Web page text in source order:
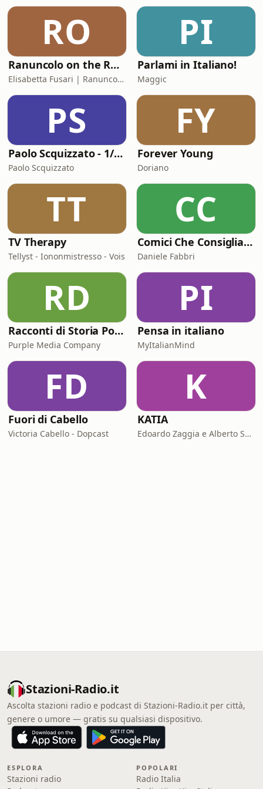
RO
Ranuncolo on the Road
Elisabetta Fusari | Ranuncolo Libri
PI
Parlami in Italiano!
Maggic
PS
Paolo Scquizzato - 1/2 ora con donPi
Paolo Scquizzato
FY
Forever Young
Doriano
TT
TV Therapy
Tellyst - Iononmistresso - Vois
CC
Comici Che Consigliano Cose
Daniele Fabbri
RD
Racconti di Storia Podcast
Purple Media Company
PI
Pensa in italiano
MyItalianMind
FD
Fuori di Cabello
Victoria Cabello - Dopcast
K
KATIA
Edoardo Zaggia e Alberto Sacco
Stazioni-Radio.it
Ascolta stazioni radio e podcast di Stazioni-Radio.it per città,
genere o umore — gratis su qualsiasi dispositivo.
ESPLORA
Stazioni radio
POPOLARI
Radio Italia